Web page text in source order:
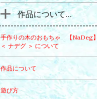
作品について…
手作りの木のおもちゃ 【NaDeg】
＜ ナデグ ＞ について
作品について
遊び方